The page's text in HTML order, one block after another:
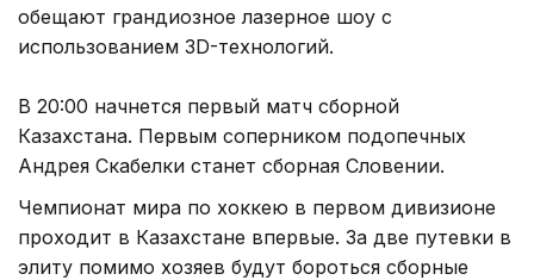
обещают грандиозное лазерное шоу с
использованием 3D-технологий.
В 20:00 начнется первый матч сборной
Казахстана. Первым соперником подопечных
Андрея Скабелки станет сборная Словении.
Чемпионат мира по хоккею в первом дивизионе
проходит в Казахстане впервые. За две путевки в
элиту помимо хозяев будут бороться сборные